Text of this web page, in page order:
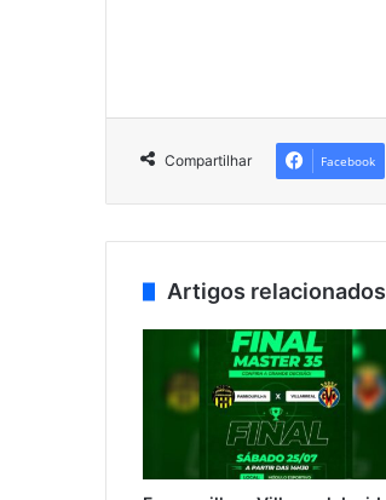
Compartilhar Facebook
Artigos relacionados